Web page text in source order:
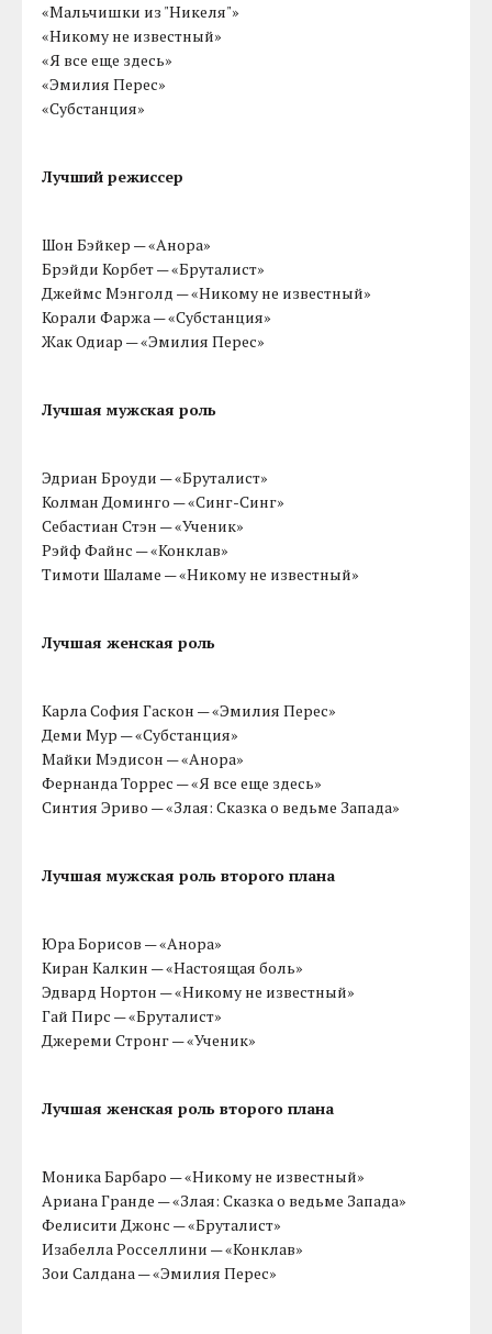
«Мальчишки из "Никеля"»
«Никому не известный»
«Я все еще здесь»
«Эмилия Перес»
«Субстанция»
Лучший режиссер
Шон Бэйкер — «Анора»
Брэйди Корбет — «Бруталист»
Джеймс Мэнголд — «Никому не известный»
Корали Фаржа — «Субстанция»
Жак Одиар — «Эмилия Перес»
Лучшая мужская роль
Эдриан Броуди — «Бруталист»
Колман Доминго — «Синг-Синг»
Себастиан Стэн — «Ученик»
Рэйф Файнс — «Конклав»
Тимоти Шаламе — «Никому не известный»
Лучшая женская роль
Карла София Гаскон — «Эмилия Перес»
Деми Мур — «Субстанция»
Майки Мэдисон — «Анора»
Фернанда Торрес — «Я все еще здесь»
Синтия Эриво — «Злая: Сказка о ведьме Запада»
Лучшая мужская роль второго плана
Юра Борисов — «Анора»
Киран Калкин — «Настоящая боль»
Эдвард Нортон — «Никому не известный»
Гай Пирс — «Бруталист»
Джереми Стронг — «Ученик»
Лучшая женская роль второго плана
Моника Барбаро — «Никому не известный»
Ариана Гранде — «Злая: Сказка о ведьме Запада»
Фелисити Джонс — «Бруталист»
Изабелла Росселлини — «Конклав»
Зои Салдана — «Эмилия Перес»